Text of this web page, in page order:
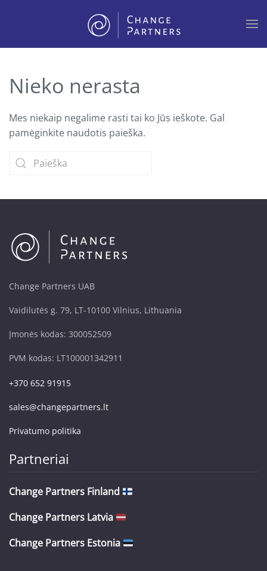
Skip to main content
Nieko nerasta
Mes niekaip negalime rasti tai ko Jūs ieškote. Gal
pamėginkite naudotis paieška.
Change Partners UAB
Vaidilutės g. 79, LT-10100 Vilnius, Lithuania
Įmonės kodas: 300052509
PVM kodas: LT100001342911
+370 652 91915
sales@changepartners.lt
Privatumo politika
Partneriai
Change Partners Finland
Change Partners Latvia
Change Partners Estonia